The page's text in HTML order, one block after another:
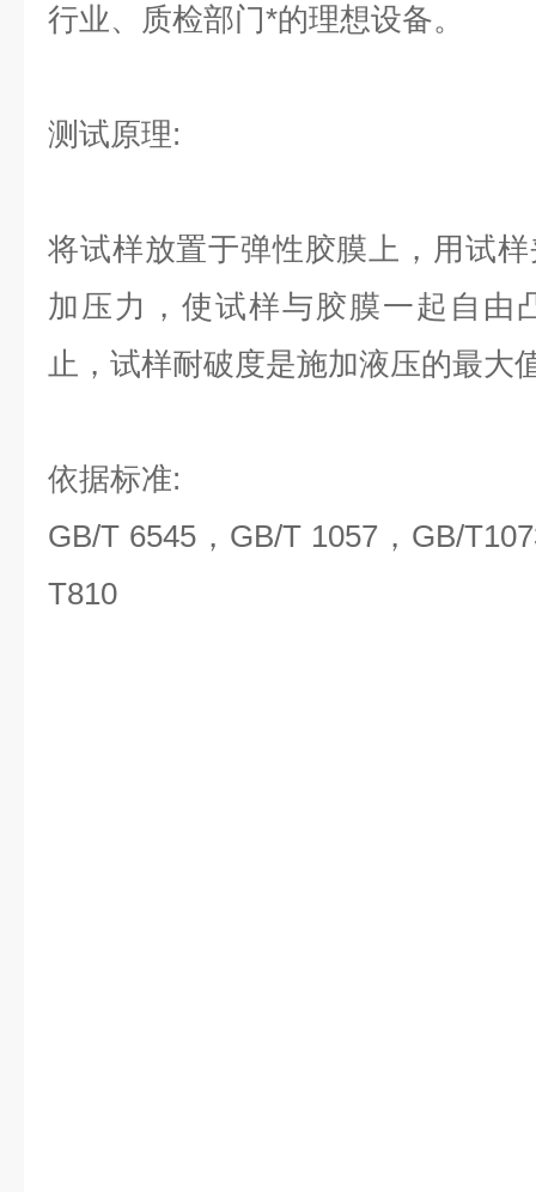
行业、质检部门*的理想设备。
测试原理:
将试样放置于弹性胶膜上，用试
加压力，使试样与胶膜一起自由
止，试样耐破度是施加液压的最大
依据标准:
GB/T 6545，GB/T 1057，GB/
T810